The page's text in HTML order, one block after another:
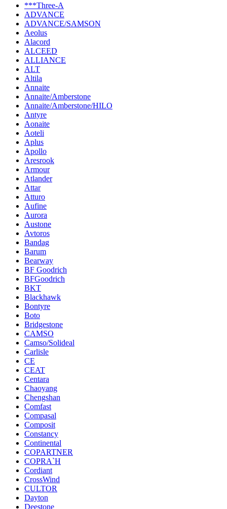
***Three-A
ADVANCE
ADVANCE/SAMSON
Aeolus
Alacord
ALCEED
ALLIANCE
ALT
Altila
Annaite
Annaite/Amberstone
Annaite/Amberstone/HILO
Antyre
Aonaite
Aoteli
Aplus
Apollo
Aresrook
Armour
Atlander
Attar
Atturo
Aufine
Aurora
Austone
Avtoros
Bandag
Barum
Bearway
BF Goodrich
BFGoodrich
BKT
Blackhawk
Bontyre
Boto
Bridgestone
CAMSO
Camso/Solideal
Carlisle
CE
CEAT
Centara
Chaoyang
Chengshan
Comfast
Compasal
Composit
Constancy
Continental
COPARTNER
COPRA`H
Cordiant
CrossWind
CULTOR
Dayton
Deestone